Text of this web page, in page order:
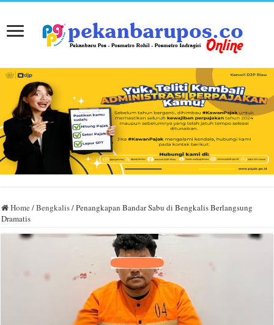
Home /Bengkalis/Penangkapan Bandar Sabu di Bengkalis Berlangsung
Dramatis